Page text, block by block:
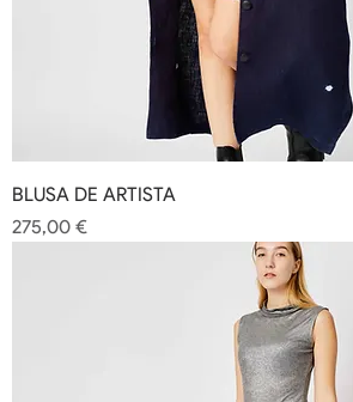
BLUSA DE ARTISTA
Precio
275,00 €